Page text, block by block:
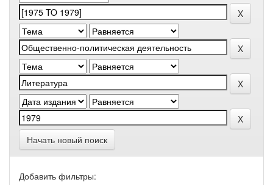
Начать новый поиск
Добавить фильтры: